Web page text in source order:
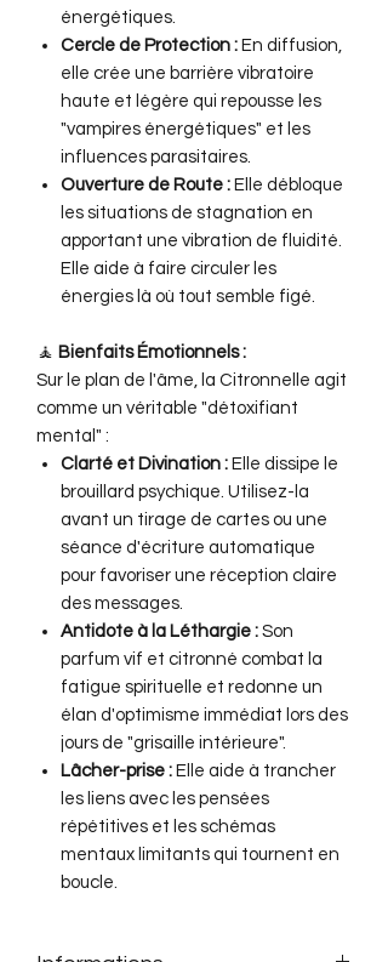
énergétiques.
Cercle de Protection : En diffusion,
elle crée une barrière vibratoire
haute et légère qui repousse les
"vampires énergétiques" et les
influences parasitaires.
Ouverture de Route : Elle débloque
les situations de stagnation en
apportant une vibration de fluidité.
Elle aide à faire circuler les
énergies là où tout semble figé.
🧘 Bienfaits Émotionnels :
Sur le plan de l'âme, la Citronnelle agit
comme un véritable "détoxifiant
mental" :
Clarté et Divination : Elle dissipe le
brouillard psychique. Utilisez-la
avant un tirage de cartes ou une
séance d'écriture automatique
pour favoriser une réception claire
des messages.
Antidote à la Léthargie : Son
parfum vif et citronné combat la
fatigue spirituelle et redonne un
élan d'optimisme immédiat lors des
jours de "grisaille intérieure".
Lâcher-prise : Elle aide à trancher
les liens avec les pensées
répétitives et les schémas
mentaux limitants qui tournent en
boucle.